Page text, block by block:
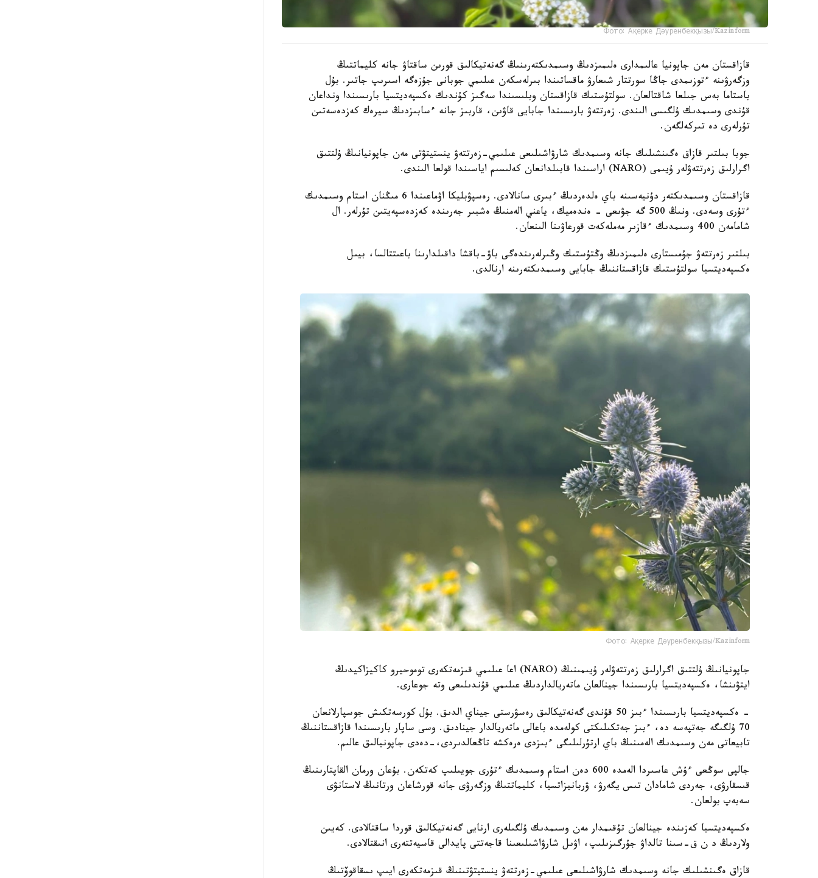
Фото: Ақерке Дәуренбекқызы/Kazinform
قازاقستان مەن جاپونيا عالىمدارى ەلىمىزدىڭ وسىمدىكتەرىنىڭ گەنەتيكالىق قورىن ساقتاۋ جانە كليماتتىڭ
وزگەرۋىنە ءتوزىمدى جاڭا سورتتار شىعارۋ ماقساتىندا بىرلەسكەن عىلىمي جوبانى جۇزەگە اسىرىپ جاتىر. بۇل
باستاما بەس جىلعا شاقتالعان. سولتۇستىك قازاقستان وبلىسىندا سەگىز كۇندىك ەكسپەديتسيا بارىسىندا ونداعان
قۇندى وسىمدىك ۇلگىسى الىندى. زەرتتەۋ بارىسىندا جابايى قاۋىن، قاربىز جانە ءسابىزدىڭ سيرەك كەزدەسەتىن
تۇرلەرى دە تىركەلگەن.
جوبا بىلتىر قازاق ەگىنشىلىك جانە وسىمدىك شارۋاشىلىعى عىلىمي-زەرتتەۋ ينستيتۋتى مەن جاپونيانىڭ ۇلتتىق
اگرارلىق زەرتتەۋلەر ۇيىمى (NARO) اراسىندا قابىلدانعان كەلىسىم اياسىندا قولعا الىندى.
قازاقستان وسىمدىكتەر دۇنيەسىنە باي ەلدەردىڭ ءبىرى سانالادى. رەسپۋبليكا اۋماعىندا 6 مىڭنان استام وسىمدىك
ءتۇرى وسەدى. ونىڭ 500 گە جۋىعى - ەندەميك، ياعني الەمنىڭ ەشبىر جەرىندە كەزدەسپەيتىن تۇرلەر. ال
شامامەن 400 وسىمدىك ءقازىر مەملەكەت قورعاۋىنا الىنعان.
بىلتىر زەرتتەۋ جۇمىستارى ەلىمىزدىڭ وڭتۇستىك وڭىرلەرىندەگى باۋ-باقشا داقىلدارىنا باعىتتالسا، بيىل
ەكسپەديتسيا سولتۇستىك قازاقستاننىڭ جابايى وسىمدىكتەرىنە ارنالدى.
Фото: Ақерке Дәуренбекқызы/Kazinform
جاپونيانىڭ ۇلتتىق اگرارلىق زەرتتەۋلەر ۇيىمىنىڭ (NARO) اعا عىلىمي قىزمەتكەرى توموحيرو كاكيزاكيدىڭ
ايتۋىنشا، ەكسپەديتسيا بارىسىندا جينالعان ماتەريالداردىڭ عىلىمي قۇندىلىعى وتە جوعارى.
- ەكسپەديتسيا بارىسىندا ءبىز 50 قۇندى گەنەتيكالىق رەسۋرستى جيناي الدىق. بۇل كورسەتكىش جوسپارلانعان
70 ۇلگىگە جەتپەسە دە، ءبىز جەتكىلىكتى كولەمدە باعالى ماتەريالدار جينادىق. وسى ساپار بارىسىندا قازاقستاننىڭ
تابيعاتى مەن وسىمدىك الەمىنىڭ باي ارتۇرلىلىگى ءبىزدى ەرەكشە تاڭعالدىردى،-دەدى جاپونيالىق عالىم.
جالپى سوڭعى ءۇش عاسىردا الەمدە 600 دەن استام وسىمدىك ءتۇرى جويىلىپ كەتكەن. بۇعان ورمان القاپتارىنىڭ
قىسقارۋى، جەردى شامادان تىس يگەرۋ، ۋربانيزاتسيا، كليماتتىڭ وزگەرۋى جانە قورشاعان ورتانىڭ لاستانۋى
سەبەپ بولعان.
ەكسپەديتسيا كەزىندە جينالعان تۇقىمدار مەن وسىمدىك ۇلگىلەرى ارنايى گەنەتيكالىق قوردا ساقتالادى. كەيىن
ولاردىڭ د ن ق-سىنا تالداۋ جۇرگىزىلىپ، اۋىل شارۋاشىلىعىنا قاجەتتى پايدالى قاسيەتتەرى انىقتالادى.
قازاق ەگىنشىلىك جانە وسىمدىك شارۋاشىلىعى عىلىمي-زەرتتەۋ ينستيتۋتىنىڭ قىزمەتكەرى ايىپ ىسقاقوۆتىڭ